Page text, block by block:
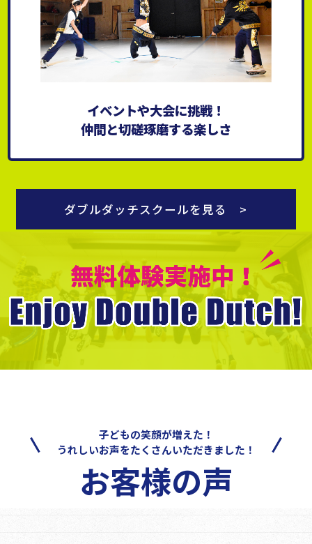
イベントや大会に挑戦！
仲間と切磋琢磨する楽しさ
ダブルダッチスクールを見る >
子どもの笑顔が増えた！
うれしいお声をたくさんいただきました！
お客様の声